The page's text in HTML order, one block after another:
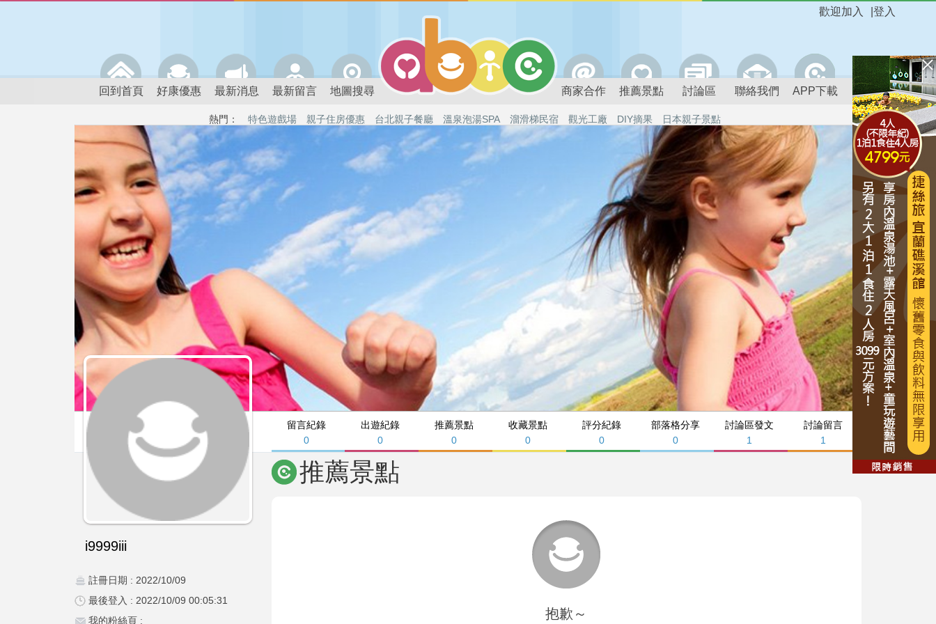
登入
歡迎加入
回到首頁 好康優惠 最新消息 最新留言 地圖搜尋 商家合作 推薦景點 討論區 聯絡我們 APP下載
熱門： 特色遊戲場 親子住房優惠 台北親子餐廳 溫泉泡湯SPA 溜滑梯民宿 觀光工廠 DIY摘果 日本親子景點
留言紀錄
0
出遊紀錄
0
推薦景點
0
收藏景點
0
評分紀錄
0
部落格分享
0
討論區發文
1
討論留言
1
i9999iii
註冊日期 : 2022/10/09
最後登入 : 2022/10/09 00:05:31
我的粉絲頁 :
推薦景點
抱歉～